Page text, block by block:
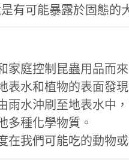
有可能暴露於固態的
庭控制昆蟲用品而
表水和植物的表面發現
水沖刷至地表水中
多種化學物質。
我們可能吃的動物